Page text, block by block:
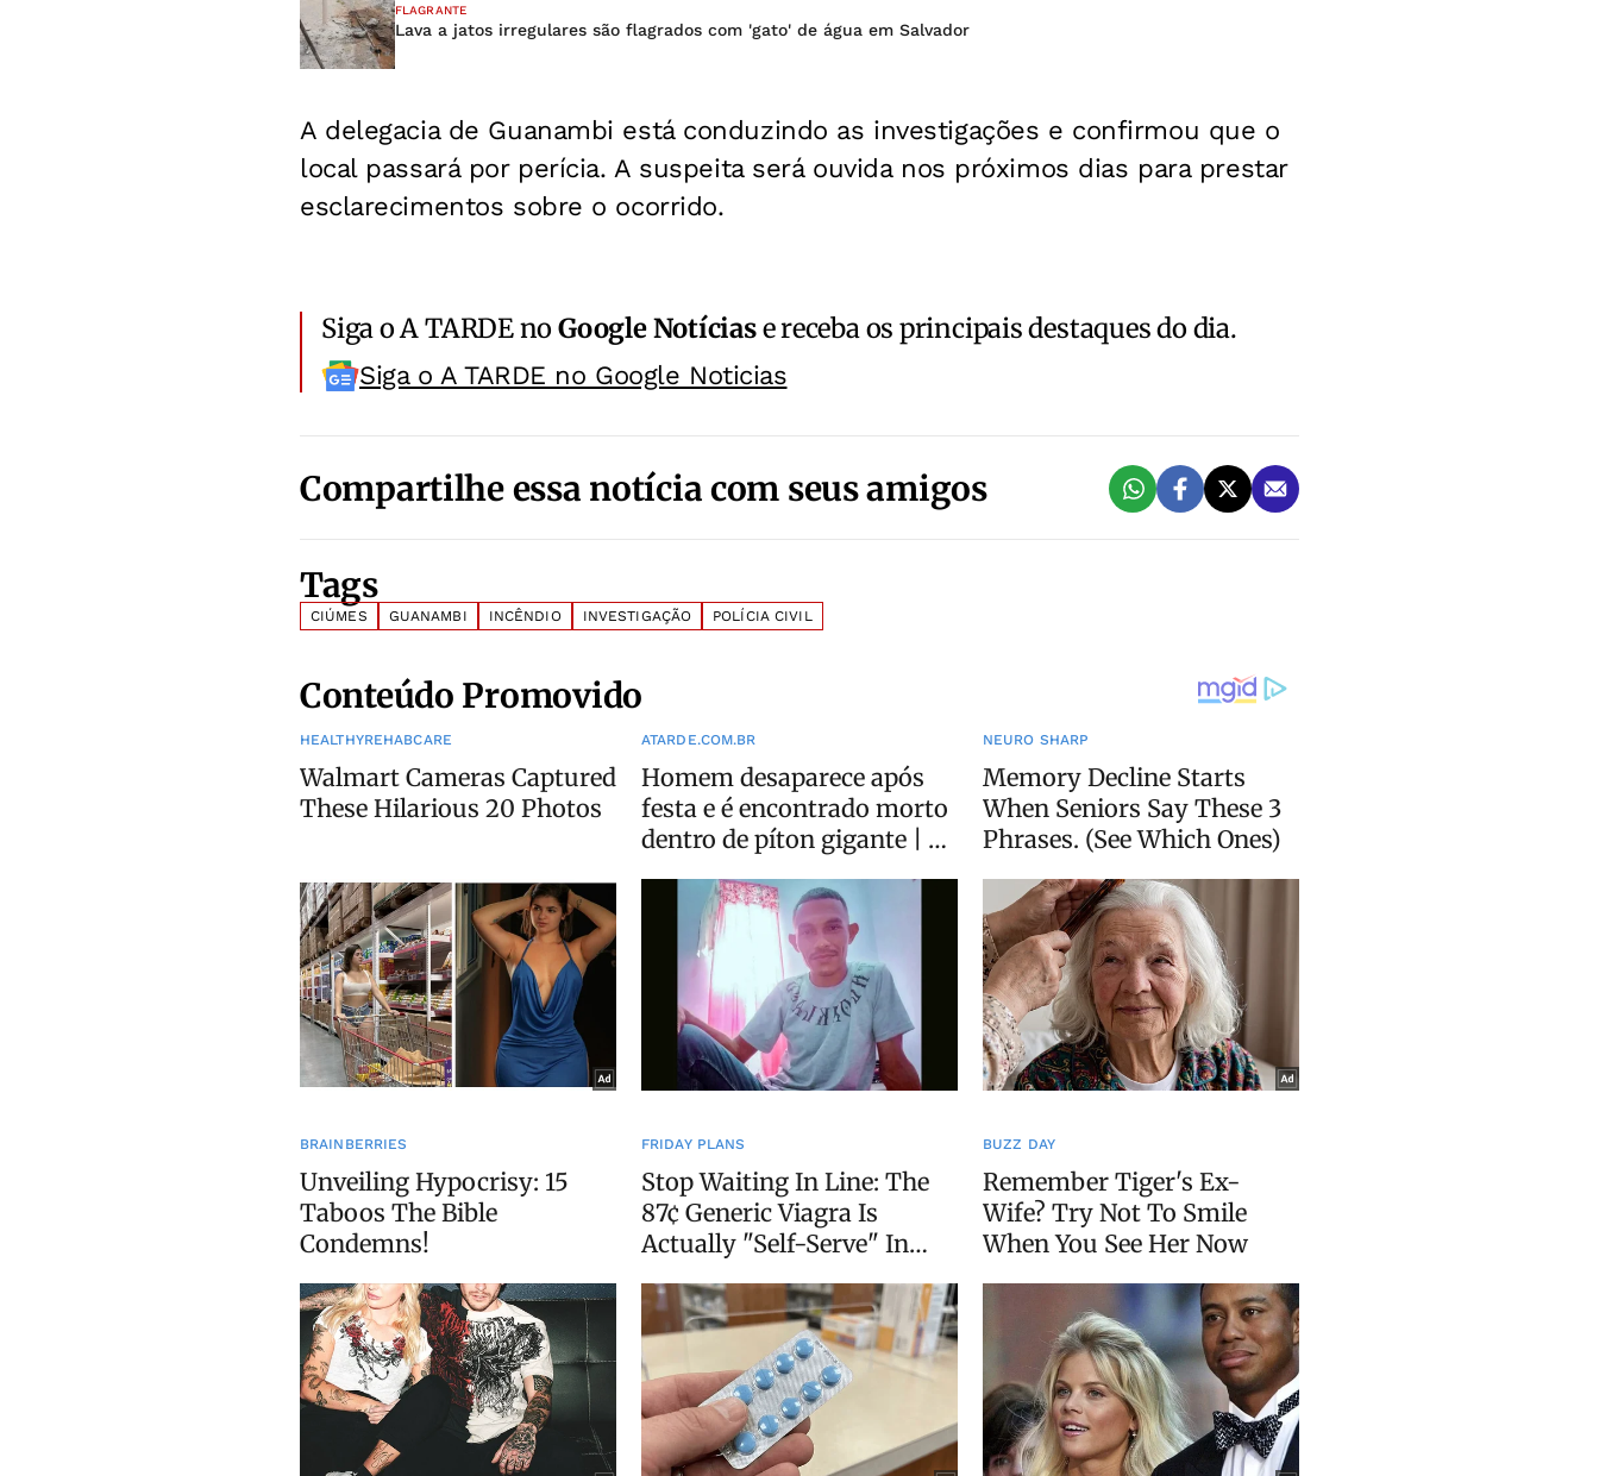
FLAGRANTE
Lava a jatos irregulares são flagrados com 'gato' de água em Salvador
A delegacia de Guanambi está conduzindo as investigações e confirmou que o
local passará por perícia. A suspeita será ouvida nos próximos dias para prestar
esclarecimentos sobre o ocorrido.
Siga o A TARDE noGoogle Notíciase receba os principais destaques do dia.
Siga o A TARDE no Google Noticias
Compartilhe essa notícia com seus amigos
Tags
CIÚMES GUANAMBI INCÊNDIO INVESTIGAÇÃO POLÍCIA CIVIL